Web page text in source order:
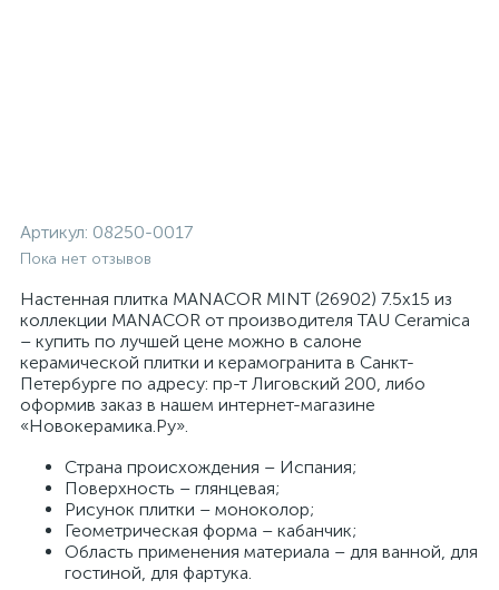
Артикул: 08250-0017
Пока нет отзывов
Настенная плитка MANACOR MINT (26902) 7.5x15 из
коллекции MANACOR от производителя TAU Ceramica
– купить по лучшей цене можно в салоне
керамической плитки и керамогранита в Санкт-
Петербурге по адресу: пр-т Лиговский 200, либо
оформив заказ в нашем интернет-магазине
«Новокерамика.Ру».
Страна происхождения – Испания;
Поверхность – глянцевая;
Рисунок плитки – моноколор;
Геометрическая форма – кабанчик;
Область применения материала – для ванной, для
гостиной, для фартука.